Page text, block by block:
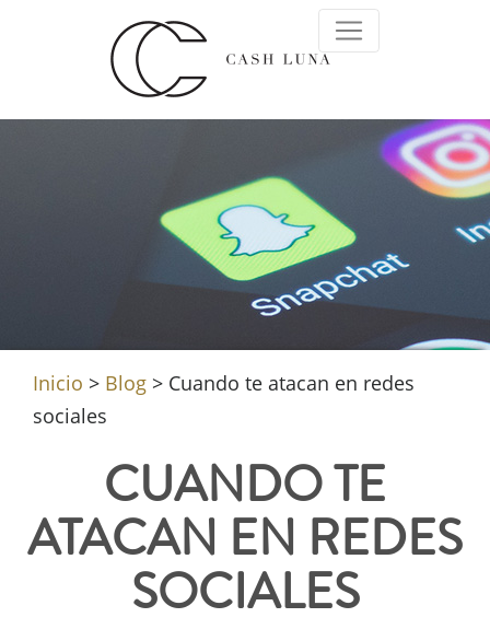
Inicio > Blog > Cuando te atacan en redes
sociales
CUANDO TE
ATACAN EN REDES
SOCIALES